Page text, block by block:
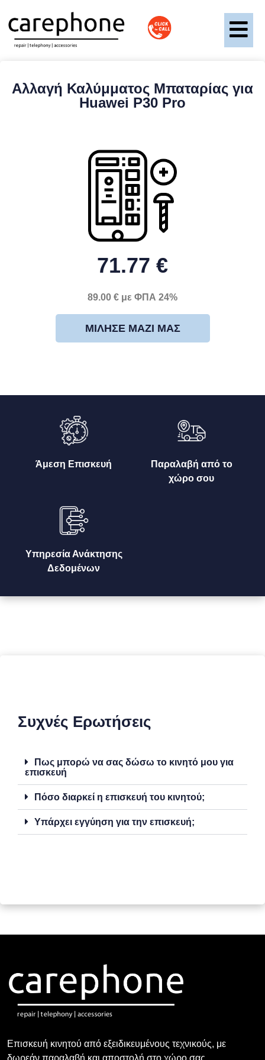
Αλλαγή Καλύμματος Μπαταρίας για
Huawei P30 Pro
71.77 €
89.00 € με ΦΠΑ 24%
ΜΊΛΗΣΕ ΜΑΖΊ ΜΑΣ
Άμεση Επισκευή
Παραλαβή από το
χώρο σου
Υπηρεσία Ανάκτησης
Δεδομένων
Συχνές Ερωτήσεις
Πως μπορώ να σας δώσω το κινητό μου για
επισκευή
Πόσο διαρκεί η επισκευή του κινητού;
Υπάρχει εγγύηση για την επισκευή;
Επισκευή κινητού από εξειδικευμένους τεχνικούς, με